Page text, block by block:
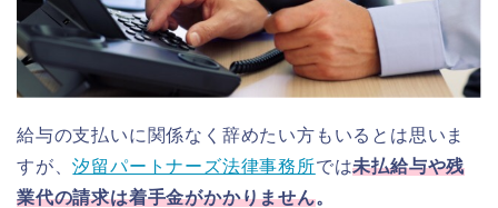
給与の支払いに関係なく辞めたい方もいるとは思いま
すが、汐留パートナーズ法律事務所では未払給与や残
業代の請求は着手金がかかりません。